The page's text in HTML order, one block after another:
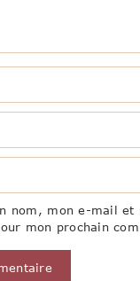
nom, mon e-mail et
mon prochain